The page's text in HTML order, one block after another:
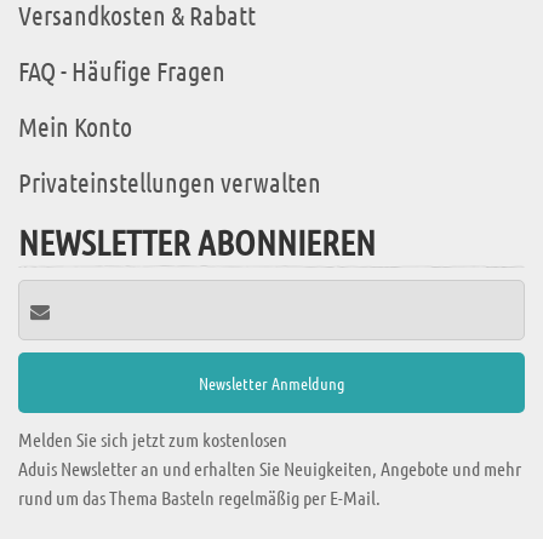
Versandkosten & Rabatt
FAQ - Häufige Fragen
Mein Konto
Privateinstellungen verwalten
NEWSLETTER ABONNIEREN
Melden Sie sich jetzt zum kostenlosen
Aduis Newsletter an und erhalten Sie Neuigkeiten, Angebote und mehr
rund um das Thema Basteln regelmäßig per E-Mail.